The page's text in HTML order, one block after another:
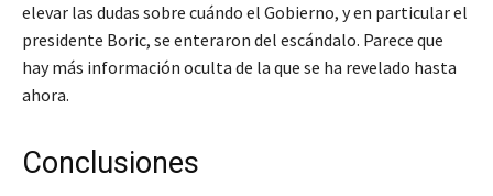
elevar las dudas sobre cuándo el Gobierno, y en particular el
presidente Boric, se enteraron del escándalo. Parece que
hay más información oculta de la que se ha revelado hasta
ahora.
Conclusiones